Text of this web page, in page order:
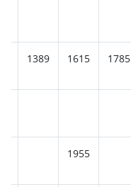
1389 1615 1785
1955